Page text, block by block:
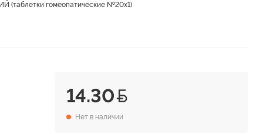
(таблетки гомеопатические №20х1)
14.30
Нет в наличии